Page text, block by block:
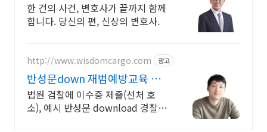
한 건의 사건, 변호사가 끝까지 함께
합니다. 당신의 편, 신상의 변호사.
http://www.wisdomcargo.com 광고
반성문down 재범예방교육 슬
기창고
법원 검찰에 이수증 제출(선처 호
소), 예시 반성문 download 경찰